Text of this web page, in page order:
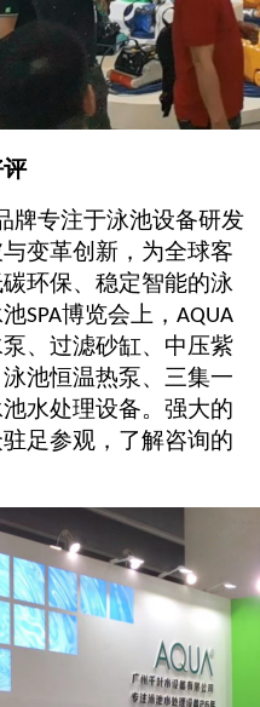
牌专注于泳池设备研发
变革创新，为全球客
环保、稳定智能的泳
SPA博览会 上， AQUA
、 过滤砂缸、 中压紫
泳池恒温热泵、 三集一
水处理设备。强大的
足参观，了解咨询的